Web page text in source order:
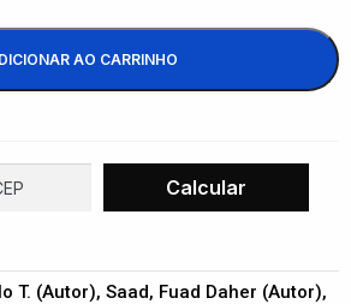
AO CARRINHO
T. (Autor), Saad, Fuad Daher (Autor),